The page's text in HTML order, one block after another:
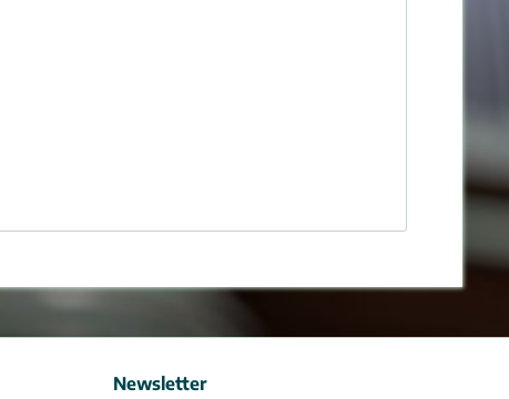
Newsletter